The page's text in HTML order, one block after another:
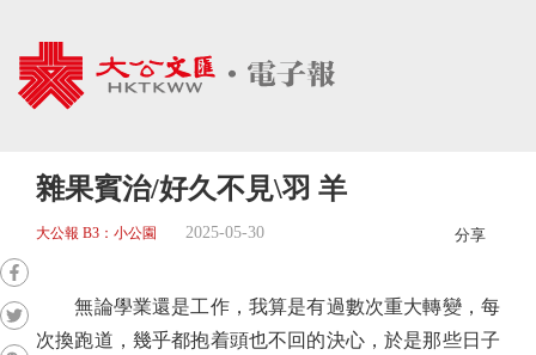
雜果賓治/好久不見\羽 羊
大公報 B3：小公園 2025-05-30 分享
無論學業還是工作，我算是有過數次重大轉變，每
次換跑道，幾乎都抱着頭也不回的決心，於是那些日子